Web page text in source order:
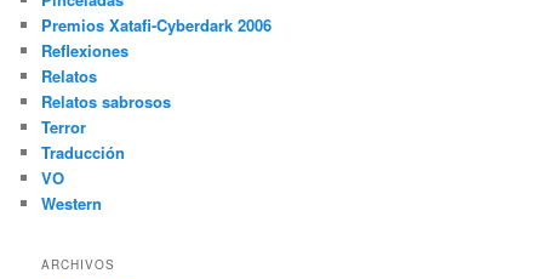
Premios Xatafi-Cyberdark 2006
Reflexiones
Relatos
Relatos sabrosos
Terror
Traducción
VO
Western
ARCHIVOS